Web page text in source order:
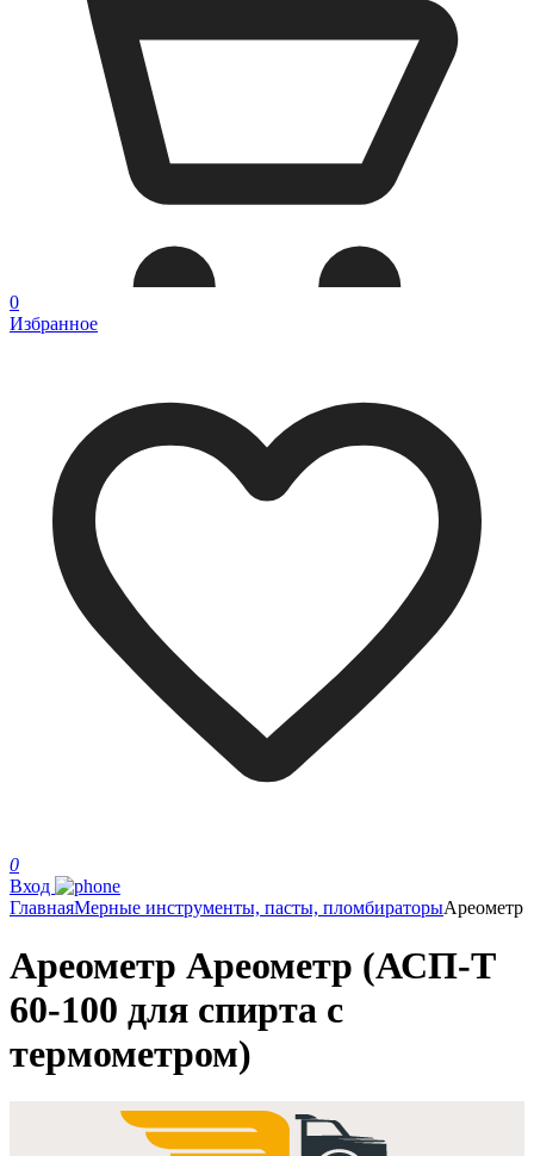
0
Избранное
0
Вход
ГлавнаяМерные инструменты, пасты, пломбираторыАреометр
Ареометр Ареометр (АСП-Т
60-100 для спирта с
термометром)